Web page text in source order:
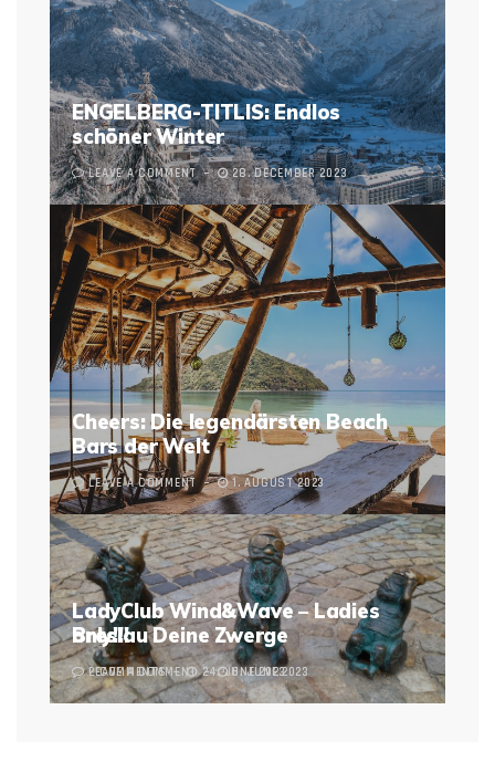
ENGELBERG-TITLIS: Endlos
schöner Winter
LEAVE A COMMENT 28. DECEMBER 2023
Cheers: Die legendärsten Beach
Bars der Welt
LEAVE A COMMENT 1. AUGUST 2023
Breslau Deine Zwerge
2 COMMENTS 24. JUNE 2023
LadyClub Wind&Wave – Ladies
only!!!
LEAVE A COMMENT 6. JUNE 2023